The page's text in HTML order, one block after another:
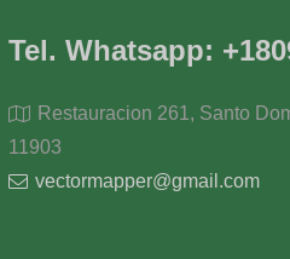
Tel. Whatsapp:
Restauracion 261, Santo
11903
vectormapper@gmail.com